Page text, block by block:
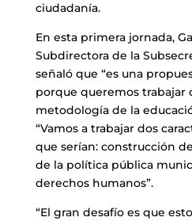
ciudadanía.
En esta primera jornada,
Subdirectora de la
señaló que “es una
porque queremos trabajar
metodología de la
“Vamos a trabajar dos
que serían: construcción
de la política pública
derechos humanos”.
“El gran desafío es que